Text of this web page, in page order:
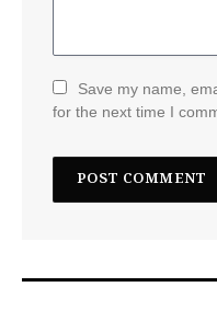
Save my name,
for the next time I